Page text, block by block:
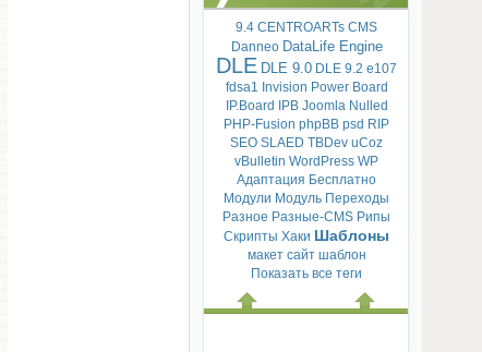
9.4 CENTROARTs CMS
Danneo DataLife Engine
DLE DLE 9.0 DLE 9.2 e107
fdsa1 Invision Power Board
IP.Board
IPB Joomla Nulled
PHP-Fusion phpBB psd RIP
SEO SLAED TBDev uCoz
vBulletin WordPress WP
Адаптация Бесплатно
Модули Модуль Переходы
Разное Разные-CMS Рипы
Скрипты Хаки Шаблоны
макет сайт шаблон
Показать все теги